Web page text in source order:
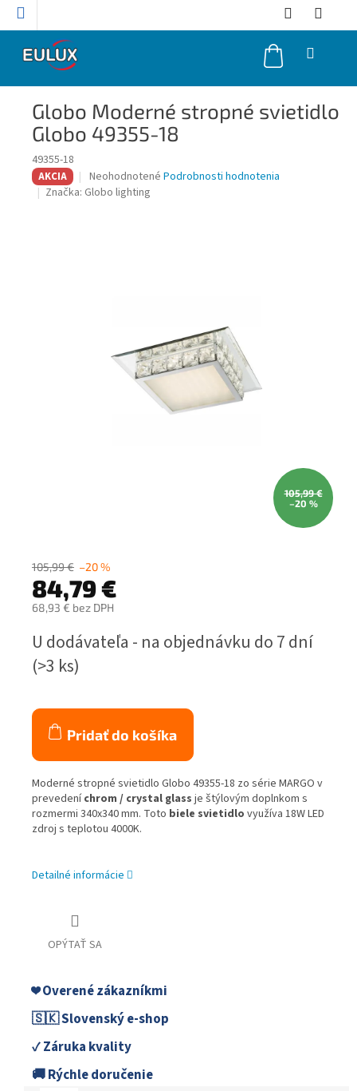
Prejsť
NÁKUPNÝ
KOŠÍK
Globo Moderné stropné svietidlo
Globo 49355-18
49355-18
AKCIA
Priemerné
hodnotenie
Neohodnotené Podrobnosti hodnotenia
Značka: Globo lighting
105,99 €
–20 %
105,99 € –20 %
84,79 €
68,93 € bez DPH
cena:
U dodávateľa - na objednávku do 7 dní
(>3 ks)
Pridať do košíka
Moderné stropné svietidlo Globo 49355-18 zo série MARGO v
prevedeníchrom / crystal glass je štýlovým doplnkom s
rozmermi 340x340 mm. Toto biele svietidlo využíva 18W LED
zdroj s teplotou 4000K.
Detailné informácie
OPÝTAŤ SA
❤️ Overené zákazníkmi
🇸🇰 Slovenský e-shop
✓ Záruka kvality
🚚 Rýchle doručenie